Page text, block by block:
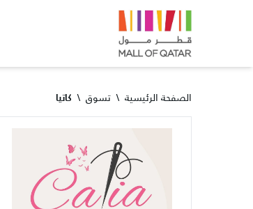
الصفحة الرئيسية \ تسوق \ كاتيا